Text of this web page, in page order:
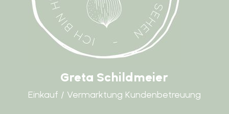
Greta Schildmeier
Einkauf / Vermarktung Kundenbetreuung